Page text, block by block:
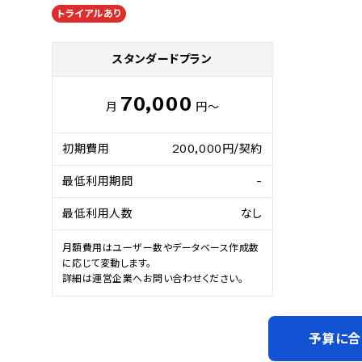
トライアルあり
スタンダードプラン
月 70,000 円～
初期費用 200,000円/契約
最低利用期間 -
最低利用人数 なし
月額費用はユーザー数やデータベース作成数
に応じて変動します。
詳細は運営企業へお問い合わせください。
予算に